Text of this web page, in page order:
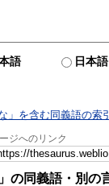
語 日本
」を含む同義語の索
ジへのリンク
」の同義語・別